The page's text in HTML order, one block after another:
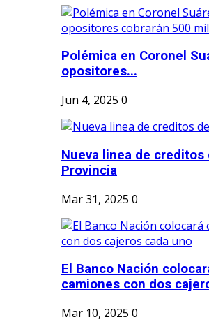
Polémica en Coronel
opositores...
Jun 4, 2025 0
Nueva linea de creditos
Provincia
Mar 31, 2025 0
El Banco Nación
camiones con dos
Mar 10, 2025 0